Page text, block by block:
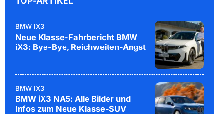
BMW IX3
Neue Klasse-Fahrbericht BMW
iX3: Bye-Bye, Reichweiten-Angst
BMW IX3
BMW iX3 NA5: Alle Bilder und
Infos zum Neue Klasse-SUV